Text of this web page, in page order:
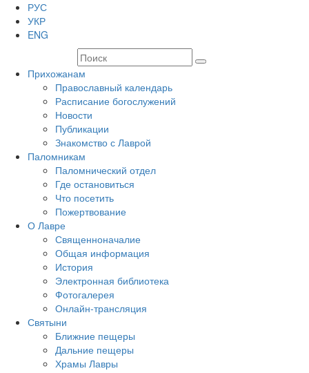
РУС
УКР
ENG
Прихожанам
Православный календарь
Расписание богослужений
Новости
Публикации
Знакомство с Лаврой
Паломникам
Паломнический отдел
Где остановиться
Что посетить
Пожертвование
О Лавре
Священноначалие
Общая информация
История
Электронная библиотека
Фотогалерея
Онлайн-трансляция
Святыни
Ближние пещеры
Дальние пещеры
Храмы Лавры